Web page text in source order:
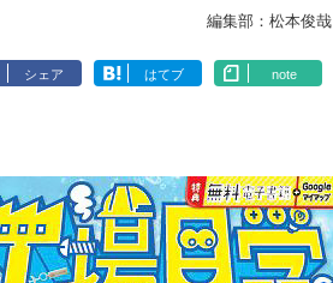
編集部：松本俊哉
シェア はてブ note